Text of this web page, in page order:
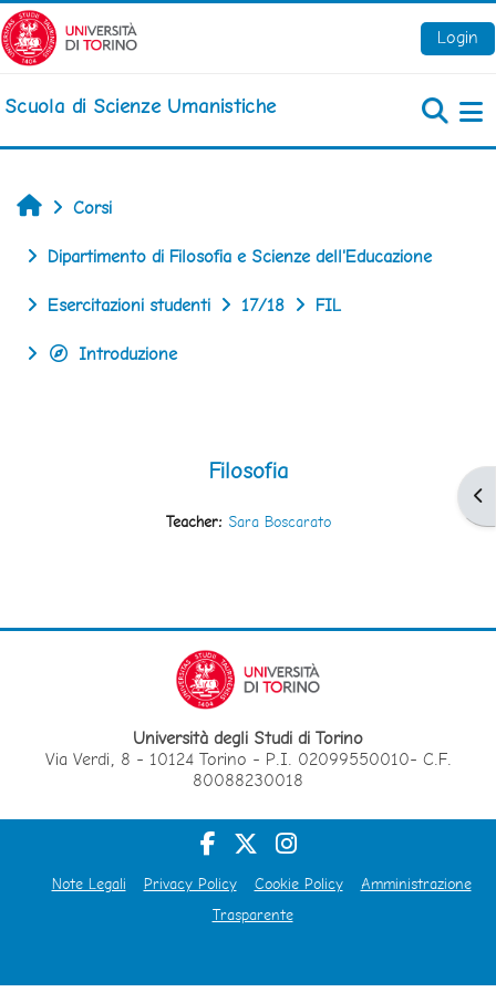
Vai al contenuto principale
Login
Scuola di Scienze Umanistiche
Home
Corsi
Dipartimento di Filosofia e Scienze dell'Educazione
Esercitazioni studenti 17/18 FIL
Introduzione
Filosofia
Teacher: Sara Boscarato
Università degli Studi di Torino
Via Verdi, 8 - 10124 Torino - P.I. 02099550010- C.F.
80088230018
Note Legali Privacy Policy Cookie Policy
Amministrazione
Trasparente